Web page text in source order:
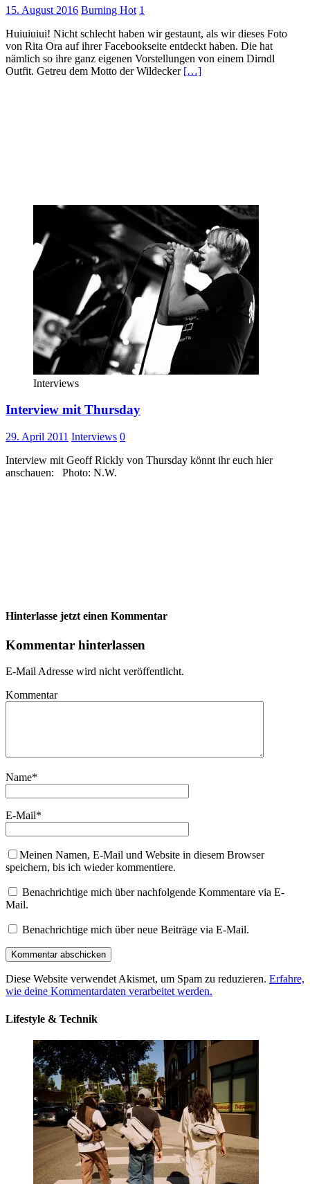
15. August 2016 Burning Hot 1
Huiuiuiui! Nicht schlecht haben wir gestaunt, als wir dieses Foto
von Rita Ora auf ihrer Facebookseite entdeckt haben. Die hat
nämlich so ihre ganz eigenen Vorstellungen von einem Dirndl
Outfit. Getreu dem Motto der Wildecker […]
Interviews
Interview mit Thursday
29. April 2011 Interviews 0
Interview mit Geoff Rickly von Thursday könnt ihr euch hier
anschauen: Photo: N.W.
Hinterlasse jetzt einen Kommentar
Kommentar hinterlassen
E-Mail Adresse wird nicht veröffentlicht.
Kommentar
Name*
E-Mail*
Meinen Namen, E-Mail und Website in diesem Browser
speichern, bis ich wieder kommentiere.
Benachrichtige mich über nachfolgende Kommentare via E-
Mail.
Benachrichtige mich über neue Beiträge via E-Mail.
Diese Website verwendet Akismet, um Spam zu reduzieren. Erfahre,
wie deine Kommentardaten verarbeitet werden.
Lifestyle & Technik